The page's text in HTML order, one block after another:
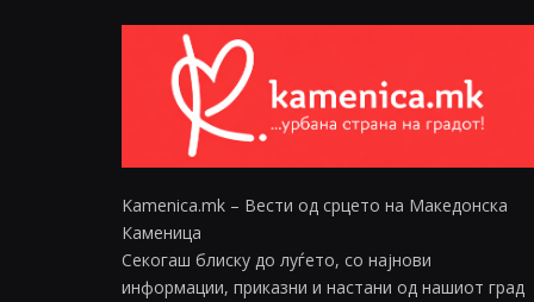
Kamenica.mk – Вести од срцето на Македонска
Каменица
Секогаш блиску до луѓето, со најнови
информации, приказни и настани од нашиот град